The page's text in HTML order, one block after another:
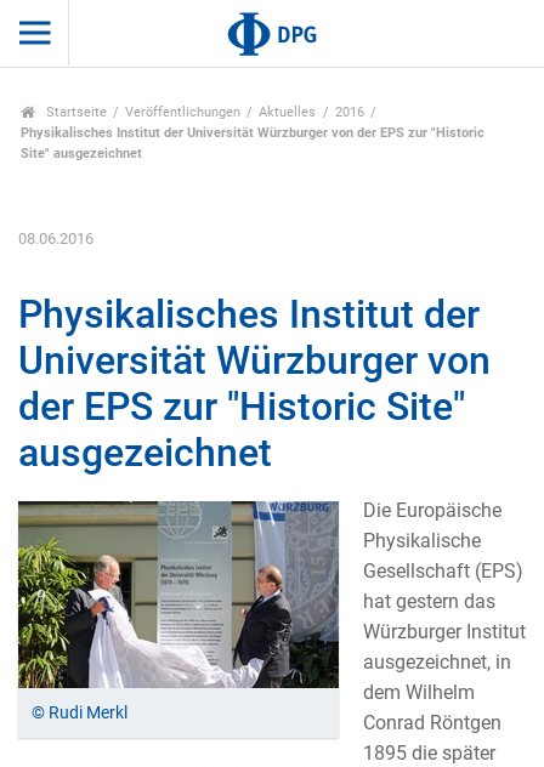
Startseite Veröffentlichungen Aktuelles
2016
Physikalisches Institut der Universität Würzburger von der EPS zur "Historic
Site" ausgezeichnet
08.06.2016
Physikalisches Institut der
Universität Würzburger von
der EPS zur "Historic Site"
ausgezeichnet
© Rudi Merkl
Die Europäische
Physikalische
Gesellschaft (EPS)
hat gestern das
Würzburger Institut
ausgezeichnet, in
dem Wilhelm
Conrad Röntgen
1895 die später